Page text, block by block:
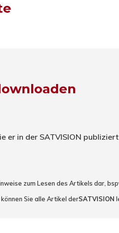
er in der SATVISION
zum Lesen des Artikels dar,
können Sie alle Artikel derSATVISION